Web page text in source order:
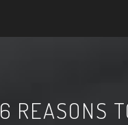
6 REASONS